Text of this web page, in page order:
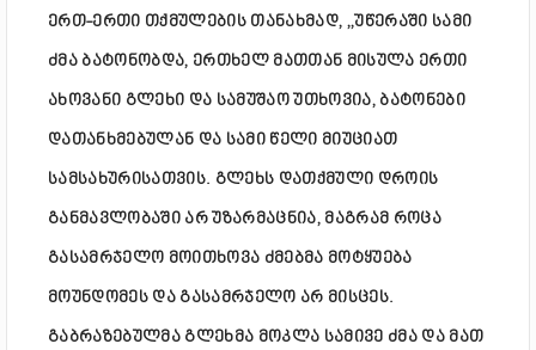
ერთ-ერთი თქმულების თანახმად, ,,უწერაში სამი
ძმა ბატონობდა, ერთხელ მათთან მისულა ერთი
ახოვანი გლეხი და სამუშაო უთხოვია, ბატონები
დათანხმებულან და სამი წელი მიუციათ
სამსახურისათვის. გლეხს დათქმული დროის
განმავლობაში არ უზარმაცნია, მაგრამ როცა
გასამრჯელო მოითხოვა ძმებმა მოტყუება
მოუნდომეს და გასამრჯელო არ მისცეს.
გაბრაზებულმა გლეხმა მოკლა სამივე ძმა და მათ